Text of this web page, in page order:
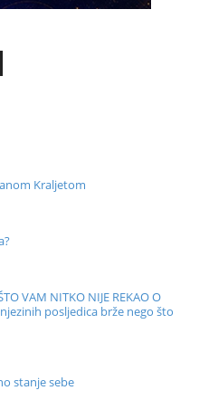
Kraljetom
VAM NITKO NIJE REKAO O
posljedica brže nego što
stanje sebe